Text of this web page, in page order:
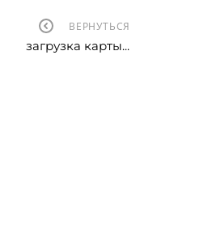
ВЕРНУТЬСЯ
загрузка карты...